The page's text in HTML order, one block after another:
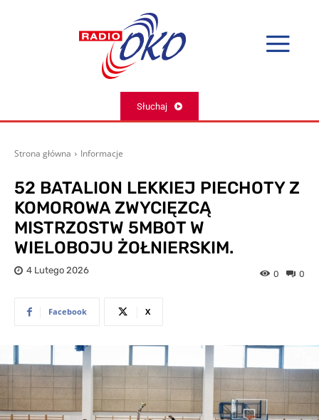
Słuchaj
Strona główna Informacje
52 BATALION LEKKIEJ PIECHOTY Z
KOMOROWA ZWYCIĘZCĄ
MISTRZOSTW 5MBOT W
WIELOBOJU ŻOŁNIERSKIM.
4 Lutego 2026 0
0
Facebook X